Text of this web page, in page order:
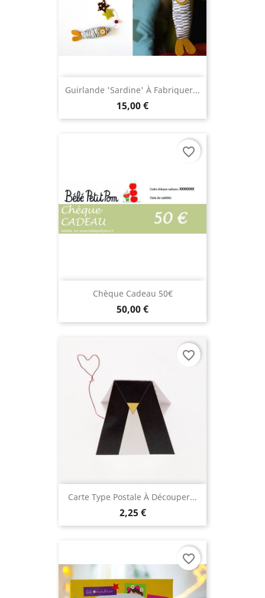
Guirlande 'Sardine' À Fabriquer...
15,00 €
Chèque Cadeau 50€
50,00 €
favorite_border
Carte Type Postale À Découper...
2,25 €
favorite_border
favorite_border